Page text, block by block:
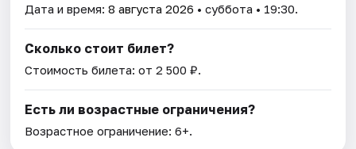
Дата и время:8 августа 2026 • суббота • 19:30.
Сколько стоит билет?
Стоимость билета: от 2 500 ₽.
Есть ли возрастные ограничения?
Возрастное ограничение: 6+.